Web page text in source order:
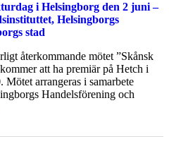
i Helsingborg den 2 juni –
Helsingborgs
stad
återkommande mötet ”Skånsk
att ha premiär på Hetch i
arrangeras i samarbete
Handelsförening och